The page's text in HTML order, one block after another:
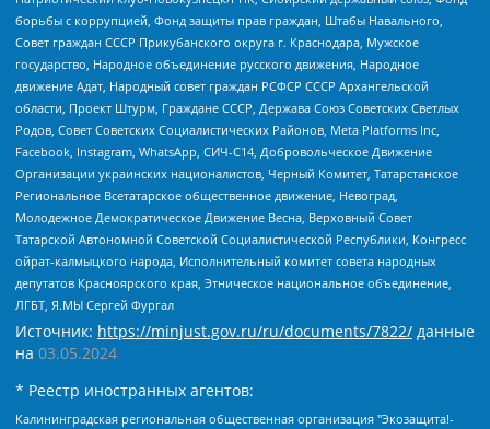
борьбы с коррупцией, Фонд защиты прав граждан, Штабы Навального,
Совет граждан СССР Прикубанского округа г. Краснодара, Мужское
государство, Народное объединение русского движения, Народное
движение Адат, Народный совет граждан РСФСР СССР Архангельской
области, Проект Штурм, Граждане СССР, Держава Союз Советских Светлых
Родов, Совет Советских Социалистических Районов, Meta Platforms Inc,
Facebook, Instagram, WhatsApp, СИЧ-С14, Добровольческое Движение
Организации украинских националистов, Черный Комитет, Татарстанское
Региональное Всетатарское общественное движение, Невоград,
Молодежное Демократическое Движение Весна, Верховный Совет
Татарской Автономной Советской Социалистической Республики, Конгресс
ойрат-калмыцкого народа, Исполнительный комитет совета народных
депутатов Красноярского края, Этническое национальное объединение,
ЛГБТ, Я.МЫ Сергей Фургал
Источник: https://minjust.gov.ru/ru/documents/7822/ данные
на 03.05.2024
* Реестр иностранных агентов:
Калининградская региональная общественная организация "Экозащита!-Женсовет", Фонд содействия защите прав и свобод граждан "Общественный вердикт", Фонд "Институт Развития Свободы Информации", Частное учреждение "Информационное агентство МЕМО. РУ", Региональная общественная организация "Общественная комиссия по сохранению наследия академика Сахарова", Фонд поддержки свободы прессы, Санкт-Петербургская общественная правозащитная организация "Гражданский контроль", Межрегиональная общественная организация "Информационно-просветительский центр "Мемориал", Региональный Фонд "Центр Защиты Прав Средств Массовой Информации", с 05.12.2023 Фонд "Центр Защиты Прав Средств массовой информации", Региональная общественная благотворительная организация помощи беженцам и мигрантам "Гражданское содействие", Негосударственное образовательное учреждение дополнительного профессионального образования (повышение квалификации) специалистов "АКАДЕМИЯ ПО ПРАВАМ ЧЕЛОВЕКА", Свердловская региональная общественная организация "Сутяжник", Автономная некоммерческая организация "Центр независимых социологических исследований", Союз общественных объединений "Российский исследовательский центр по правам человека", Региональное общественное учреждение научно-информационный центр "МЕМОРИАЛ", Некоммерческая организация "Фонд защиты гласности", Автономная некоммерческая организация "Институт прав человека", Городская общественная организация "Екатеринбургское общество "МЕМОРИАЛ", Городская общественная организация "Рязанское историко-просветительское и правозащитное общество "Мемориал" (Рязанский Мемориал), Челябинский региональный орган общественной самодеятельности – женское общественное объединение "Женщины Евразии", Челябинский региональный орган общественной самодеятельности "Уральская правозащитная группа", Фонд содействия защите здоровья и социальной справедливости имени Андрея Рылькова, Автономная Некоммерческая Организация "Аналитический Центр Юрия Левады", Автономная некоммерческая организация социальной поддержки населения "Проект Апрель", Региональная общественная организация помощи женщинам и детям, находящимся в кризисной ситуации "Информационно-методический центр "Анна", Фонд содействия развитию массовых коммуникаций и правовому просвещению "Так-так-Так", Фонд содействия устойчивому развитию "Серебряная тайга", Свердловский региональный общественный фонд социальных проектов "Новое время", "Idel.Реалии", Кавказ.Реалии, Крым.Реалии, Телеканал Настоящее Время, Татаро-башкирская служба Радио Свобода (Azatliq Radiosi), Радио Свободная Европа/Радио Свобода (PCE/PC), "Сибирь.Реалии", "Фактограф", Благотворительный фонд помощи осужденным и их семьям, Автономная некоммерческая организация "Институт глобализации и социальных движений", Фонд "В защиту прав заключенных", Частное учреждение "Центр поддержки и содействия развитию средств массовой информации", Пензенский региональный общественный благотворительный фонд "Гражданский союз", "Север.Реалии", Некоммерческая организация Фонд "Правовая инициатива", Общество с ограниченной ответственностью "Радио Свободная Европа/Радио Свобода", Чешское информационное агентство "MEDIUM-ORIENT", Красноярская региональная общественная организация "Мы против СПИДа", Камалягин Денис Николаевич, Маркелов Сергей Евгеньевич, Пономарев Лев Александрович, Савицкая Людмила Алексеевна, Автономная некоммерческая организация "Центр по работе с проблемой насилия "НАСИЛИЮ.НЕТ", Межрегиональный профессиональный союз работников здравоохранения "Альянс врачей", Юридическое лицо, зарегистрированное в Латвийской Республике, SIA "Medusa Project" (регистрационный номер 40103797863, дата регистрации 10.06.2014), Некоммерческая организация "Фонд по борьбе с коррупцией", Автономная некоммерческая организация "Институт права и публичной политики", Баданин Роман Сергеевич, Гликин Максим Александрович, Железнова Мария Михайловна, Лукьянова Юлия Сергеевна, Маетная Елизавета Витальевна, Маняхин Петр Борисович, Чуракова Ольга Владимировна, Ярош Юлия Петровна, Юридическое лицо "The Insider SIA", зарегистрированное в Риге, Латвийская Республика (дата регистрации 26.06.2015), являющееся администратором доменного имени интернет-издания "The Insider SIA", https://theins.ru, Постернак Алексей Евгеньевич, Рубин Михаил Аркадьевич, Анин Роман Александрович, Юридическое лицо Istories fonds, зарегистрированное в Латвийской Республике (регистрационный номер 50008295751, дата регистрации 24.02.2020), Великовский Дмитрий Александрович, Долинина Ирина Николаевна, Мароховская Алеся Алексеевна, Шлейнов Роман Юрьевич, Шмагун Олеся Валентиновна, Общество с ограниченной ответственностью "Альтаир 2021", Общество с ограниченной ответственностью "Вега 2021", Общество с ограниченной ответственностью "Главный редактор 2021", Общество с ограниченной ответственностью "Ромашки монолит", Важенков Артем Валерьевич, Ивановская областная общественная организация "Центр гендерных исследований", Гурман Юрий Альбертович, Медиапроект "ОВД-Инфо", Егоров Владимир Владимирович, Жилинский Владимир Александрович, Общество с ограниченной ответственностью "ЗП", Иванова София Юрьевна, Карезина Инна Павловна, Кильтау Екатерина Викторовна, Петров Алексей Викторович, Пискунов Сергей Евгеньевич, Смирнов Сергей Сергеевич, Тихонов Михаил Сергеевич, Общество с ограниченной ответственностью "ЖУРНАЛИСТ-ИНОСТРАННЫЙ АГЕНТ", Арапова Галина Юрьевна, Вольтская Татьяна Анатольевна, Американская компания "Mason G.E.S. Anonymous Foundation" (США), являющаяся владельцем интернет-издания https://mnews.world/, Компания "Stichting Bellingcat", зарегистрированная в Нидерландах (дата регистрации 11.07.2018), Захаров Андрей Вячеславович, Клепиковская Екатерина Дмитриевна, Общество с ограниченной ответственностью "МЕМО", Перл Роман Александрович, Симонов Евгений Алексеевич, Соловьева Елена Анатольевна, Сотников Даниил Владимирович, Сурначева Елизавета Дмитриевна, Автономная некоммерческая организация по защите прав человека и информированию населения "Якутия – Наше Мнение", Общество с ограниченной ответственностью "Москоу диджитал медиа", с 26.01.2023 Общество с ограниченной ответственностью "Чайка Белые сады", Ветошкина Валерия Валерьевна, Заговора Максим Александрович, Межрегиональное общественное движение "Российская ЛГБТ - сеть", Оленичев Максим Владимирович, Павлов Иван Юрьевич, Скворцова Елена Сергеевна, Общество с ограниченной ответственностью "Как бы инагент", Кочетков Игорь Викторович, Общество с ограниченной ответственностью "Честные выборы", Еланчик Олег Александрович, Общество с ограниченной ответственностью "Нобелевский призыв", Гималова Регина Эмилевна, Григорьев Андрей Валерьевич, Григорьева Алина Александровна, Ассоциация по содействию защите прав призывников, альтернативнослужащих и военнослужащих "Правозащитная группа "Гражданин.Армия.Право", Хисамова Регина Фаритовна, Автономная некоммерческая организация по реализации социально-правовых программ "Лилит", Дальневосточное общественное движение "Маяк", Санкт-Петербургская ЛГБТ-инициативная группа "Выход", Инициативная группа ЛГБТ+ "Реверс", Алексеев Андрей Викторович, Бекбулатова Таисия Львовна, Беляев Иван Михайлович, Владыкина Елена Сергеевна, Гельман Марат Александрович, Никульшина Вероника Юрьевна, Толоконникова Надежда Андреевна, Шендерович Виктор Анатольевич, Общество с ограниченной ответственностью "Данное сообщение", Общество с ограниченной ответственностью Издательский дом "Новая глава", Айнбиндер Александра Александровна, Московский комьюнити-центр для ЛГБТ+инициатив, Благотворительный фонд развития филантропии, Deutsche Welle (Германия, Kurt-Schumacher-Strasse 3, 53113 Bonn), Борзунова Мария Михайловна, Воробьев Виктор Викторович, Голубева Анна Львовна, Константинова Алла Михайловна, Малкова Ирина Владимировна, Мурадов Мурад Абдулгалимович, Осетинская Елизавета Николаевна, Понасенков Евгений Николаевич, Ганапольский Матвей Юрьевич, Киселев Евгений Алексеевич, Борухович Ирина Григорьевна, Дремин Иван Тимофеевич, Дубровский Дмитрий Викторович, Красноярская региональная общественная организация поддержки и развития альтернативных образовательных технологий и межкультурных коммуникаций "ИНТЕРРА", Маяковская Екатерина Алексеевна, Фейгин Марк Захарович, Филимонов Андрей Викторович, Дзугкоева Регина Николаевна, Доброхотов Роман Александрович, Дудь Юрий Александрович, Елкин Сергей Владимирович, Кругликов Кирилл Игоревич, Сабунаева Мария Леонидовна, Семенов Алексей Владимирович, Шаинян Карен Багратович, Шульман Екатерина Михайловна, Асафьев Артур Валерьевич, Вахштайн Виктор Семенович, Венедиктов Алексей Алексеевич, Лушникова Екатерина Евгеньевна, Волков Леонид Михайлович, Невзоров Александр Глебович, Пархоменко Сергей Борисович, Сироткин Ярослав Николаевич, Кара-Мурза Владимир Владимирович, Баранова Наталья Владимировна, Гозман Леонид Яковлевич, Кагарлицкий Борис Юльевич, Климарев Михаил Валерьевич, Милов Владимир Станиславович, Автономная некоммерческая организация Краснодарский центр современного искусства "Типография", Моргенштерн Алишер Тагирович, Соболь Любовь Эдуардовна, Общество с ограниченной ответственностью "ЛИЗА НОРМ", Каспаров Гарри Кимович, Ходорковский Михаил Борисович, Общество с ограниченной ответственностью "Апрельские тезисы", Данилович Ирина Брониславовна, Кашин Олег Владимирович, Петров Николай Владимирович, Пивоваров Алексей Владимирович, Соколов Михаил Владимирович, Цветкова Юлия Владимировна, Чичваркин Евгений Александрович, Комитет против пыток/Команда против пыток, Общество с ограниченной ответственностью "Первый научный", Общество с ограниченной ответственностью "Вертолет и ко", Белоцерковская Вероника Борисовна, Кац Максим Евгеньевич, Лазарева Татьяна Юрьевна, Шаведдинов Руслан Табризович, Яшин Илья Валерьевич, Общество с ограниченной ответственностью "Иноагент ААВ", Алешковский Дмитрий Петрович, Альбац Евгения Марковна, Быков Дмитрий Львович, Галямина Юлия Евгеньевна, Лойко Сергей Леонидович, Мартынов Кирилл Константинович, Медведев Сергей Александрович, Крашенинников Федор Геннадиевич, Гордеева Катерина Вл